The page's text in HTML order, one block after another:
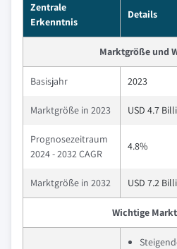
Zentrale
Erkenntnis
Details
Marktgröße und
Basisjahr 2023
Marktgröße in 2023 USD 4.7
Prognosezeitraum
2024 - 2032 CAGR
4.8%
Marktgröße in 2032 USD 7.2
Wichtige